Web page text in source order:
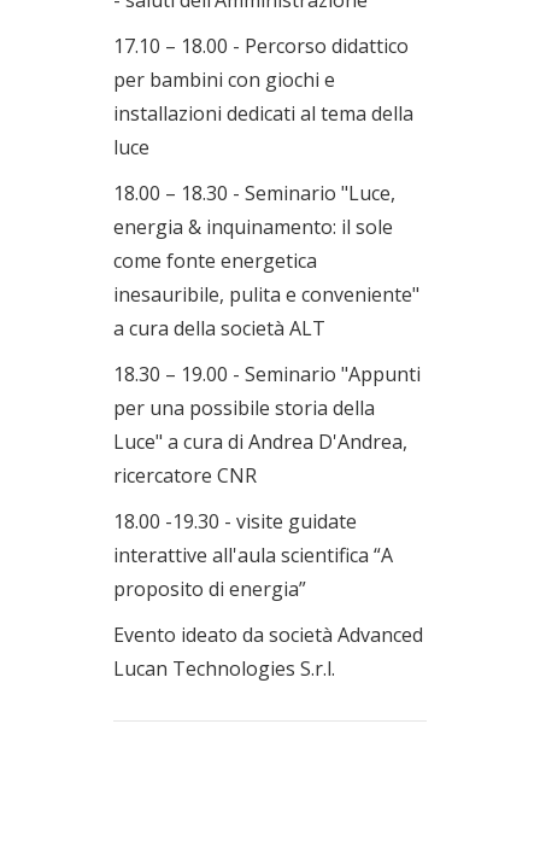
17.10 – 18.00 - Percorso didattico
per bambini con giochi e
installazioni dedicati al tema della
luce
18.00 – 18.30 - Seminario "Luce,
energia & inquinamento: il sole
come fonte energetica
inesauribile, pulita e conveniente"
a cura della società ALT
18.30 – 19.00 - Seminario "Appunti
per una possibile storia della
Luce" a cura di Andrea D'Andrea,
ricercatore CNR
18.00 -19.30 - visite guidate
interattive all'aula scientifica “A
proposito di energia”
Evento ideato da società Advanced
Lucan Technologies S.r.l.